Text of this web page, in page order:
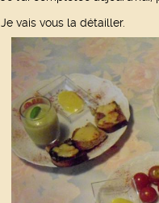
Je vais vous la détailler.